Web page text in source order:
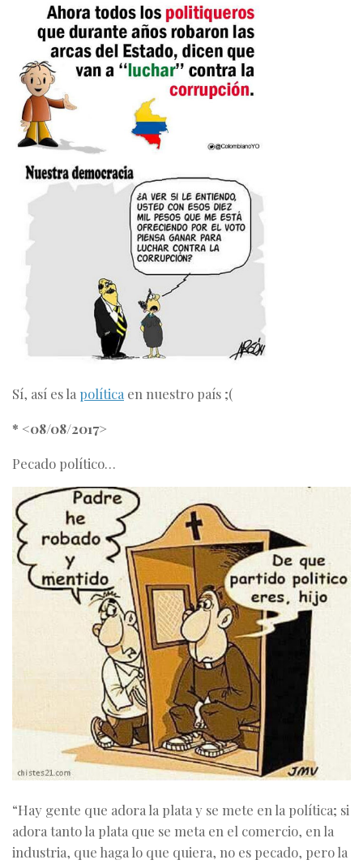
Sí, así es la política en nuestro país ;(
* <08/08/2017>
Pecado político…
“Hay gente que adora la plata y se mete en la política; si
adora tanto la plata que se meta en el comercio, en la
industria, que haga lo que quiera, no es pecado, pero la